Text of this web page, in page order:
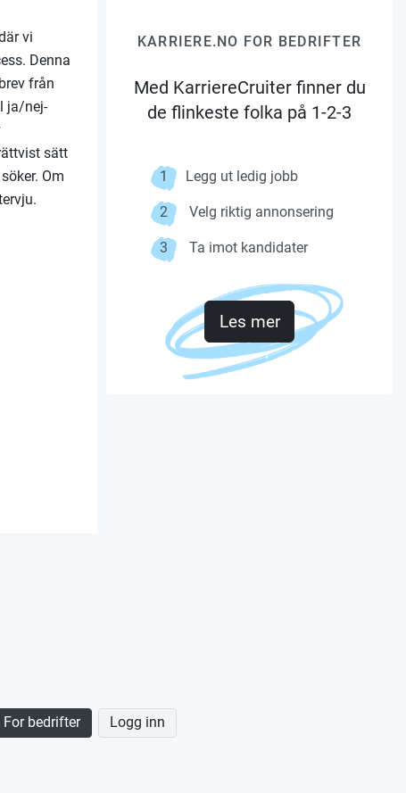
vi
Denna
från
ja/nej-
sätt
Om
KARRIERE.NO FOR BEDRIFTER
Med KarriereCruiter finner du
de flinkeste folka på 1-2-3
1 Legg ut ledig jobb
2 Velg riktig annonsering
3 Ta imot kandidater
Les mer
For bedrifter Logg inn